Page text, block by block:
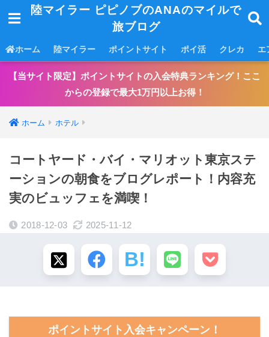
陸マイラー ピピノブのANAのマイルで
旅ブログ
ホーム 陸マイラー ポイントサイト ポイ活 クレカ エ
【当サイト限定】ポイントサイトの入会特典ランキング！ここ
からの登録で最大1万円以上お得！
ホーム ホテル
コートヤード・バイ・マリオット東京ステ
ーションの朝食をブログレポート！内容充
実のビュッフェを満喫！
2018-12-03 2025-11-12
ポイントサイト入会キャンペーン！